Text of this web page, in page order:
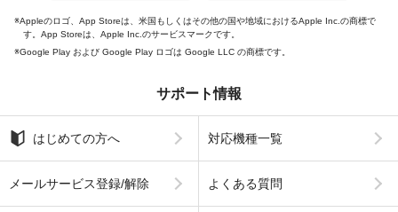
Appleのロゴ、App Storeは、米国もしくはその他の国や地域におけるApple Inc.の商標で
す。App Storeは、Apple Inc.のサービスマークです。
Google Play および Google Play ロゴは Google LLC の商標です。
サポート情報
はじめての方へ 対応機種一覧
メールサービス登録/解除 よくある質問